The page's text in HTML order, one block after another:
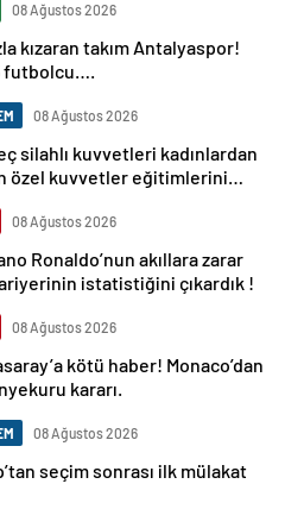
08 Ağustos 2026
kızaran takım Antalyaspor!
futbolcu….
08 Ağustos 2026
silahlı kuvvetleri kadınlardan
özel kuvvetler eğitimlerini
08 Ağustos 2026
Ronaldo’nun akıllara zarar
istatistiğini çıkardık !
08 Ağustos 2026
kötü haber! Monaco’dan
kararı.
08 Ağustos 2026
seçim sonrası ilk mülakat